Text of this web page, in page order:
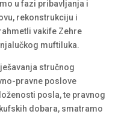
u fazi pribavljanja i
rekonstrukciju i
vakife Zehre
muftiluka.
stručnog
pravne poslove
posla, te pravnog
dobara, smatramo